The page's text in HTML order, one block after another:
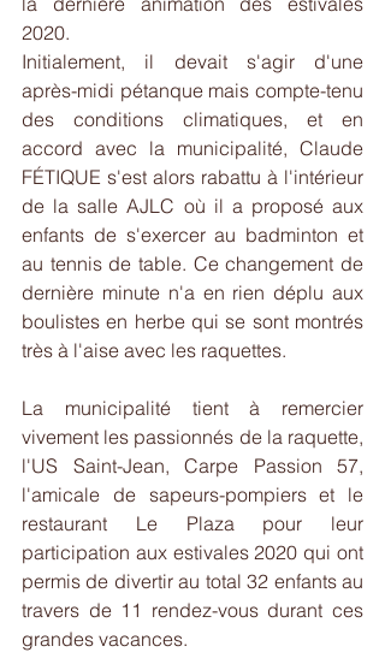
2020.
Initialement, il devait s'agir d'une
après-midi pétanque mais compte-tenu
des conditions climatiques, et en
accord avec la municipalité, Claude
FÉTIQUE s'est alors rabattu à l'intérieur
de la salle AJLC où il a proposé aux
enfants de s'exercer au badminton et
au tennis de table. Ce changement de
dernière minute n'a en rien déplu aux
boulistes en herbe qui se sont montrés
très à l'aise avec les raquettes.
La municipalité tient à remercier
vivement les passionnés de la raquette,
l'US Saint-Jean, Carpe Passion 57,
l'amicale de sapeurs-pompiers et le
restaurant Le Plaza pour leur
participation aux estivales 2020 qui ont
permis de divertir au total 32 enfants au
travers de 11 rendez-vous durant ces
grandes vacances.